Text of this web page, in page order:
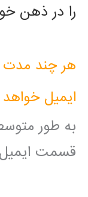
را در ذهن
هر چند مدت
ایمیل
به طور
قسمت